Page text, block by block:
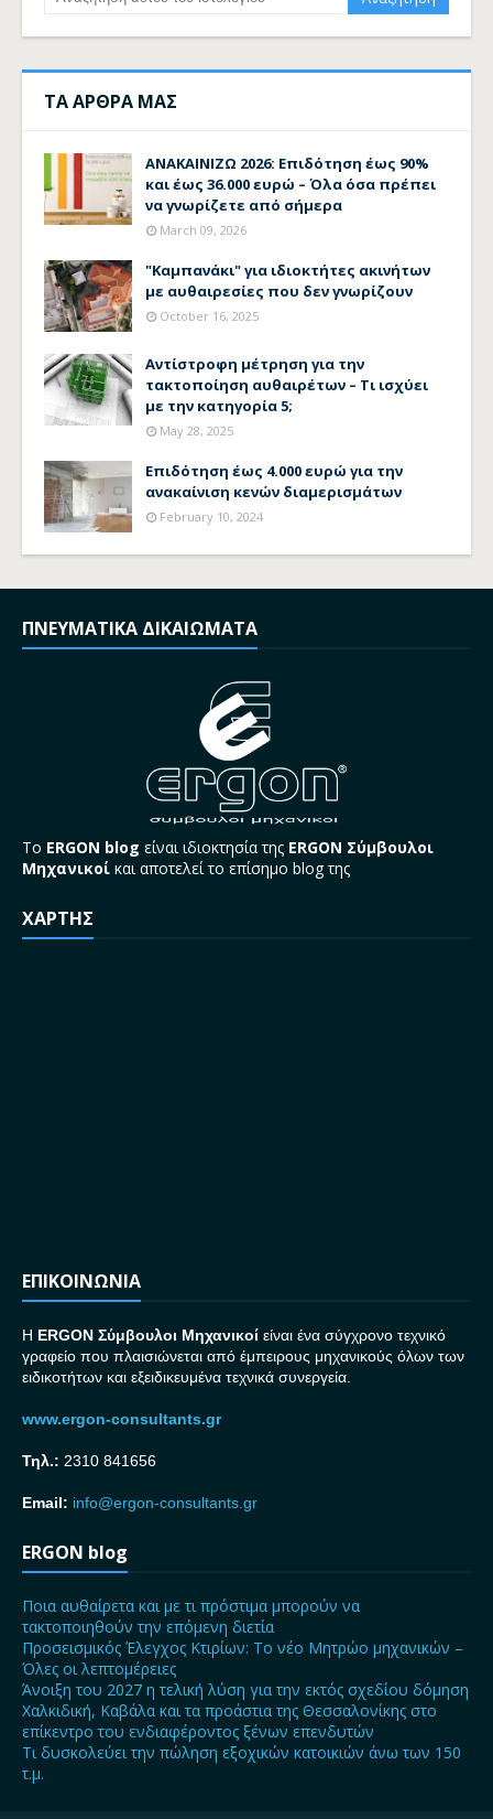
ΤΑ ΑΡΘΡΑ ΜΑΣ
ΑΝΑΚΑΙΝΙΖΩ 2026: Επιδότηση έως 90%
και έως 36.000 ευρώ – Όλα όσα πρέπει
να γνωρίζετε από σήμερα
March 09, 2026
"Καμπανάκι" για ιδιοκτήτες ακινήτων
με αυθαιρεσίες που δεν γνωρίζουν
October 16, 2025
Αντίστροφη μέτρηση για την
τακτοποίηση αυθαιρέτων – Τι ισχύει
με την κατηγορία 5;
May 28, 2025
Επιδότηση έως 4.000 ευρώ για την
ανακαίνιση κενών διαμερισμάτων
February 10, 2024
ΠΝΕΥΜΑΤΙΚΑ ΔΙΚΑΙΩΜΑΤΑ
Το ERGON blog είναι ιδιοκτησία της ERGON Σύμβουλοι
Μηχανικοί και αποτελεί το επίσημο blog της
ΧΑΡΤΗΣ
ΕΠΙΚΟΙΝΩΝΙΑ
H ERGON Σύμβουλοι Μηχανικοί είναι ένα σύγχρονο τεχνικό
γραφείο που πλαισιώνεται από έμπειρους μηχανικούς όλων των
ειδικοτήτων και εξειδικευμένα τεχνικά συνεργεία.
www.ergon-consultants.gr
Τηλ.: 2310 841656
Email: info@ergon-consultants.gr
ERGON blog
Ποια αυθαίρετα και με τι πρόστιμα μπορούν να
τακτοποιηθούν την επόμενη διετία
Προσεισμικός Έλεγχος Κτιρίων: Το νέο Μητρώο μηχανικών –
Όλες οι λεπτομέρειες
Άνοιξη του 2027 η τελική λύση για την εκτός σχεδίου δόμηση
Χαλκιδική, Καβάλα και τα προάστια της Θεσσαλονίκης στο
επίκεντρο του ενδιαφέροντος ξένων επενδυτών
Τι δυσκολεύει την πώληση εξοχικών κατοικιών άνω των 150
τ.μ.